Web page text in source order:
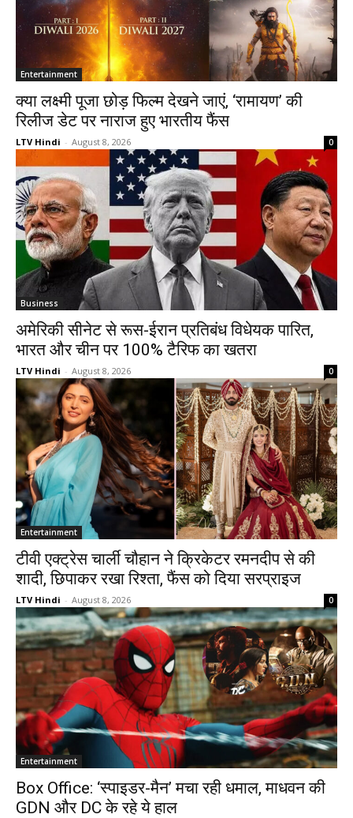
Entertainment
क्या लक्ष्मी पूजा छोड़ फिल्म देखने जाएं, ‘रामायण’ की
रिलीज डेट पर नाराज हुए भारतीय फैंस
LTV Hindi - August 8, 2026 0
Business
अमेरिकी सीनेट से रूस-ईरान प्रतिबंध विधेयक पारित,
भारत और चीन पर 100% टैरिफ का खतरा
LTV Hindi - August 8, 2026 0
Entertainment
टीवी एक्ट्रेस चार्ली चौहान ने क्रिकेटर रमनदीप से की
शादी, छिपाकर रखा रिश्ता, फैंस को दिया सरप्राइज
LTV Hindi - August 8, 2026 0
Entertainment
Box Office: ‘स्पाइडर-मैन’ मचा रही धमाल, माधवन की
GDN और DC के रहे ये हाल